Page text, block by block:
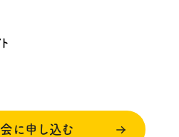
に申し込む